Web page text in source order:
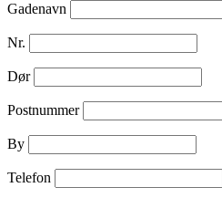
Gadenavn
Nr.
Dør
Postnummer
By
Telefon